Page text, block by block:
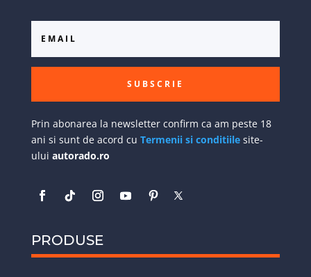
SUBSCRIE
Prin abonarea la newsletter confirm ca am peste 18
ani si sunt de acord cu Termenii si conditiilesite-
ului autorado.ro
PRODUSE